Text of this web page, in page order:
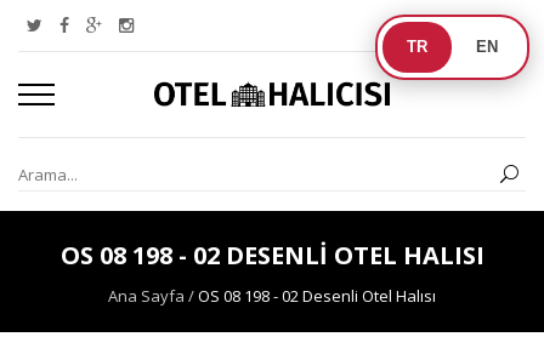
TR EN
OS 08 198 - 02 DESENLI OTEL HALISI
Ana Sayfa /OS 08 198 - 02 Desenli Otel Halısı